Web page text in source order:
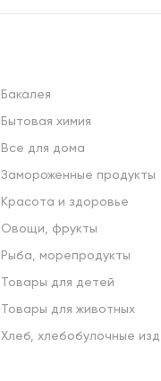
Бакалея
Бытовая химия
Все для дома
Замороженные продукты
Красота и здоровье
Овощи, фрукты
Рыба, морепродукты
Товары для детей
Товары для животных
Хлеб, хлебобулочные